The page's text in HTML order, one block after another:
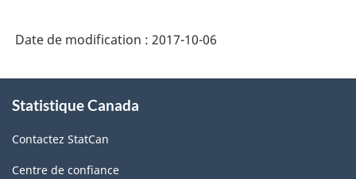
Date de modification : 2017-10-06
propos
ce
site
Statistique Canada
Contactez StatCan
Centre de confiance